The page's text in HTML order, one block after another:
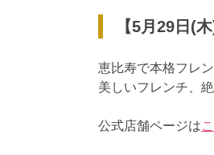
【5月29日(
恵比寿で本格フレ
美しいフレンチ、
公式店舗ページは